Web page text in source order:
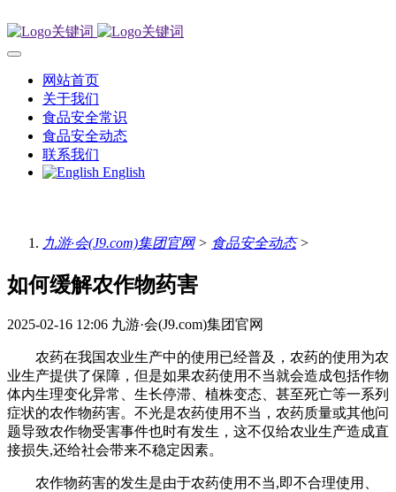
网站首页
关于我们
食品安全常识
食品安全动态
联系我们
English
九游·会(J9.com)集团官网> 食品安全动态>
如何缓解农作物药害
2025-02-16 12:06 九游·会(J9.com)集团官网
农药在我国农业生产中的使用已经普及，农药的使用为农
业生产提供了保障，但是如果农药使用不当就会造成包括作物
体内生理变化异常、生长停滞、植株变态、甚至死亡等一系列
症状的农作物药害。不光是农药使用不当，农药质量或其他问
题导致农作物受害事件也时有发生，这不仅给农业生产造成直
接损失,还给社会带来不稳定因素。
农作物药害的发生是由于农药使用不当,即不合理使用、